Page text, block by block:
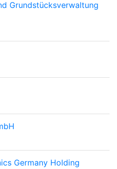
Grundstücksverwaltung
Germany Holding